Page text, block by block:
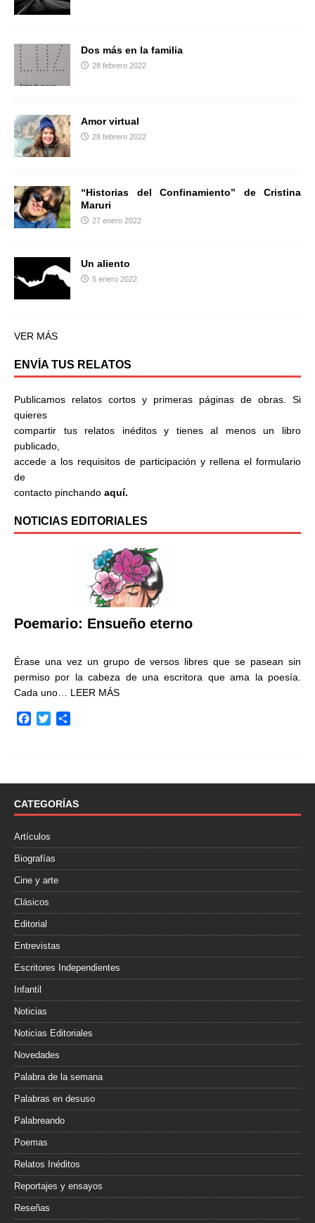
Dos más en la familia
28 febrero 2022
Amor virtual
28 febrero 2022
“Historias del Confinamiento” de Cristina
Maruri
27 enero 2022
Un aliento
5 enero 2022
VER MÁS
ENVÍA TUS RELATOS
Publicamos relatos cortos y primeras páginas de obras. Si
quieres
compartir tus relatos inéditos y tienes al menos un libro
publicado,
accede a los requisitos de participación y rellena el formulario
de
contacto pinchando aquí.
NOTICIAS EDITORIALES
Poemario: Ensueño eterno
Érase una vez un grupo de versos libres que se pasean sin
permiso por la cabeza de una escritora que ama la poesía.
Cada uno… LEER MÁS
o
k
r
t
i
CATEGORÍAS
Artículos
Biografías
Cine y arte
Clásicos
Editorial
Entrevistas
Escritores Independientes
Infantil
Noticias
Noticias Editoriales
Novedades
Palabra de la semana
Palabras en desuso
Palabreando
Poemas
Relatos Inéditos
Reportajes y ensayos
Reseñas